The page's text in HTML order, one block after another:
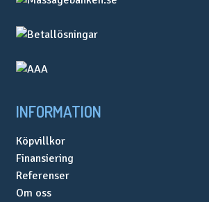
INFORMATION
Köpvillkor
Finansiering
Referenser
Om oss